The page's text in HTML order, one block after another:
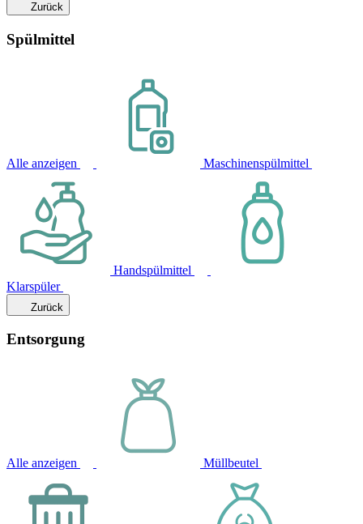
Zurück
Spülmittel
Alle anzeigen Maschinenspülmittel
Handspülmittel
Klarspüler
Zurück
Entsorgung
Alle anzeigen Müllbeutel